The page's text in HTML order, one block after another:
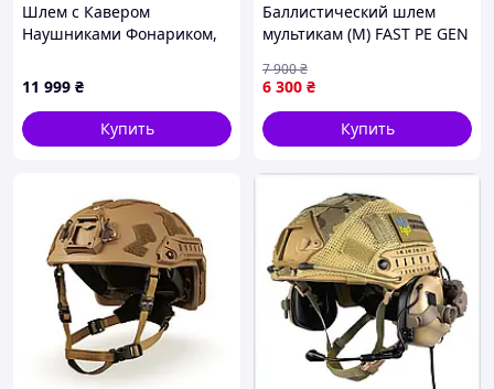
Шлем с Кавером
Наушниками Фонариком,
Наушниками, Каска
Пиксель
11 999 ₴
Купить
Баллистический шлем
мультикам (M) FAST PE GEN
6 300 ₴
7 900₴
Купить